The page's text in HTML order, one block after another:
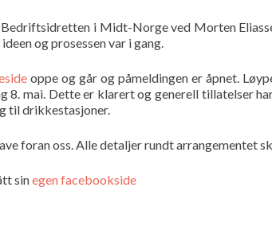
i Midt-Norge ved Morten
og prosessen var i gang.
oppe og går og påmeldingen er åpnet.
8. mai. Dette er klarert og generell tillatelser
til drikkestasjoner.
foran oss. Alle detaljer rundt arrangementet
sinegen facebookside